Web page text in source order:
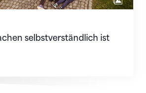
selbstverständlich ist